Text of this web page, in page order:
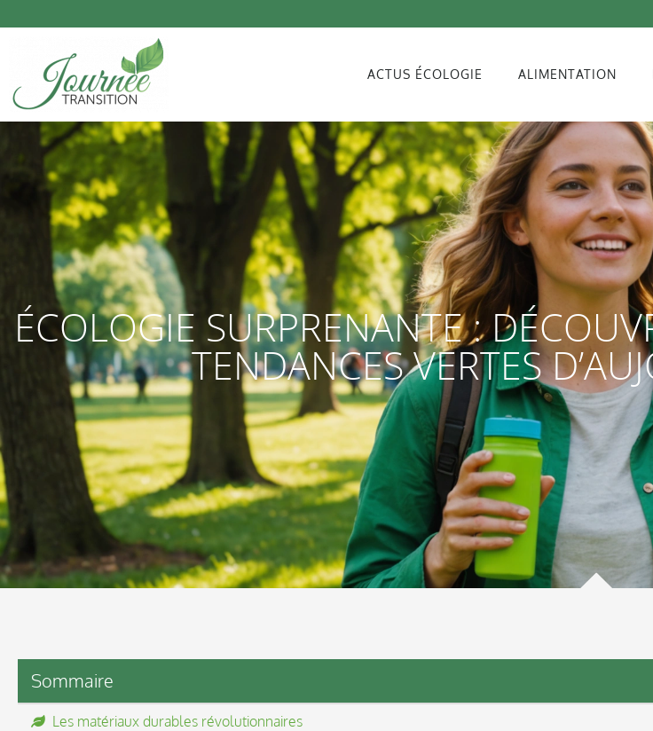
ACTUS ÉCOLOGIE ALIMENTATION
ÉCOLOGIE SURPRENANTE :
TENDANCES VERTES
Sommaire
Les matériaux durables révolutionnaires